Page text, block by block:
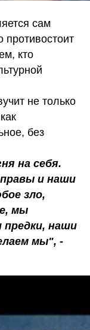
сам
противостоит
кто
не только
без
на себя.
и наши
зло,
мы
предки, наши
мы", -